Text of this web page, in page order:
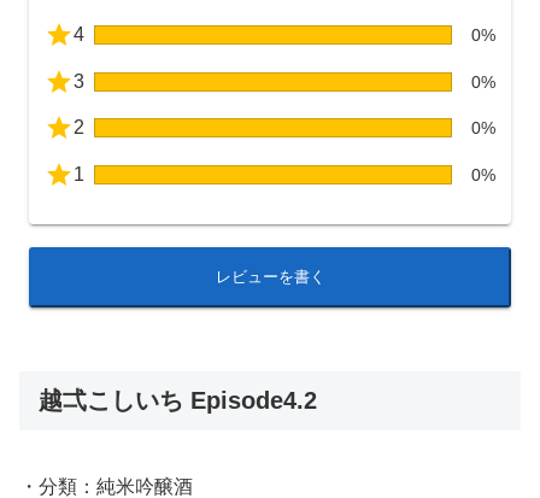
4 0%
3 0%
2 0%
1 0%
レビューを書く
越弌こしいち Episode4.2
・分類：純米吟醸酒